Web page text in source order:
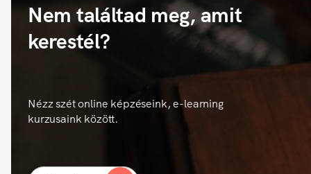
Nem találtad meg, amit
kerestél?
Nézz szét online képzéseink, e-learning
kurzusaink között.